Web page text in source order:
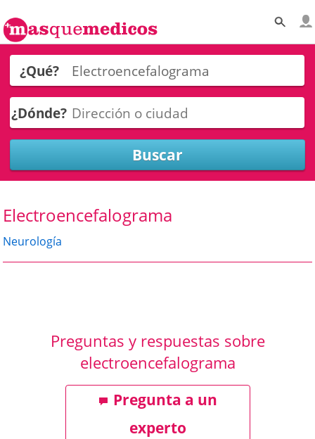
¿Qué?
¿Dónde?
Electroencefalograma
Neurología
Preguntas y respuestas sobre
electroencefalograma
Pregunta a un
experto